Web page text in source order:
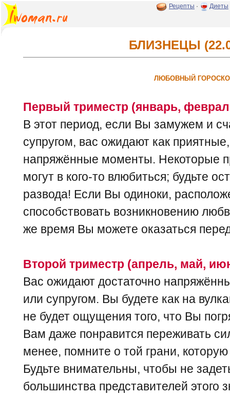
Рецепты · Диеты
БЛИЗНЕЦЫ
ЛЮБОВНЫЙ
Первый триместр (январь,
В этот период, если Вы замужем и
супругом, вас ожидают как
напряжённые моменты. Некоторые
могут в кого-то влюбиться; будьте
развода! Если Вы одиноки,
способствовать возникновению
же время Вы можете оказаться
Второй триместр (апрель, май,
Вас ожидают достаточно
или супругом. Вы будете как на
не будет ощущения того, что Вы
Вам даже понравится переживать
менее, помните о той грани, которую
Будьте внимательны, чтобы не
большинства представителей этого